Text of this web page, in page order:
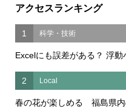
アクセスランキング
1 科学・技術
Excelにも誤差がある？ 浮
2 Local
春の花が楽しめる 福島県内